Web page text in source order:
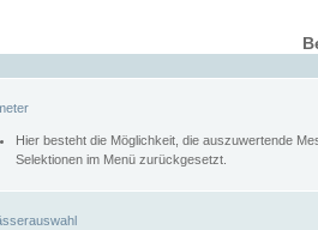
Hier besteht die Möglichkeit, die auszuwertende
Selektionen im Menü zurückgesetzt.